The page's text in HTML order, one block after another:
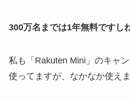
300万名までは1年無料ですし
私も「Rakuten Mini」のキャ
使ってますが、なかなか使えま